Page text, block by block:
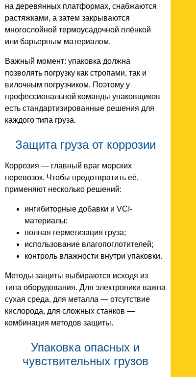
на деревянных платформах, снабжаются
растяжками, а затем закрываются
многослойной термоусадочной плёнкой
или барьерным материалом.
Важный момент: упаковка должна
позволять погрузку как стропами, так и
вилочным погрузчиком. Поэтому у
профессиональной команды упаковщиков
есть стандартизированные решения для
каждого типа груза.
Защита груза от коррозии
Коррозия — главный враг морских
перевозок. Чтобы предотвратить её,
применяют несколько решений:
ингибиторные добавки и VCI-
материалы;
полная герметизация груза;
использование влагопоглотителей;
контроль влажности внутри упаковки.
Методы защиты выбираются исходя из
типа оборудования. Для электроники важна
сухая среда, для металла — отсутствие
кислорода, для сложных станков —
комбинация методов защиты.
Упаковка опасных и
чувствительных грузов